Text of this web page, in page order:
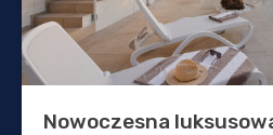
Nowoczesna